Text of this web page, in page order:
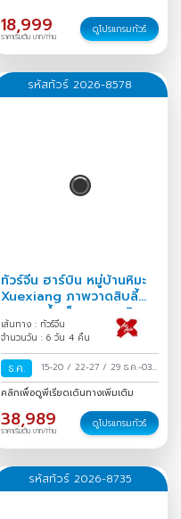
18,999
ราคาเริ่มต้น บาท/ท่าน
ดูโปรแกรมทัวร์
รหัสทัวร์ 2026-8578
ทัวร์จีน ฮาร์บิน หมู่บ้านหิมะ
Xuexiang ภาพวาดสิบลี้
เทศกาลน้ำแข็งนานาชาติ
6วัน 4คืน
เส้นทาง : ทัวร์จีน
จำนวนวัน : 6 วัน 4 คืน
ธ.ค. 15-20 / 22-27 / 29 ธ.ค.-03
ม.ค./
คลิกเพื่อดูพีเรียดเดินทางเพิ่มเติม
38,989
ราคาเริ่มต้น บาท/ท่าน
ดูโปรแกรมทัวร์
รหัสทัวร์ 2026-8735